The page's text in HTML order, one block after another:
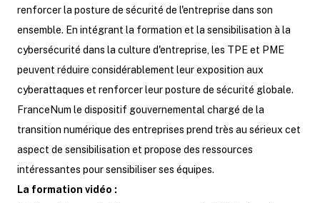
renforcer la posture de sécurité de l'entreprise dans son
ensemble. En intégrant la formation et la sensibilisation à la
cybersécurité dans la culture d'entreprise, les TPE et PME
peuvent réduire considérablement leur exposition aux
cyberattaques et renforcer leur posture de sécurité globale.
FranceNum le dispositif gouvernemental chargé de la
transition numérique des entreprises prend très au sérieux cet
aspect de sensibilisation et propose des ressources
intéressantes pour sensibiliser ses équipes.
La formation vidéo :